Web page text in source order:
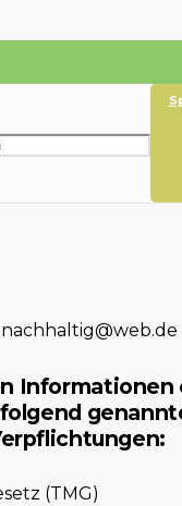
&
Informationen
(TMG)